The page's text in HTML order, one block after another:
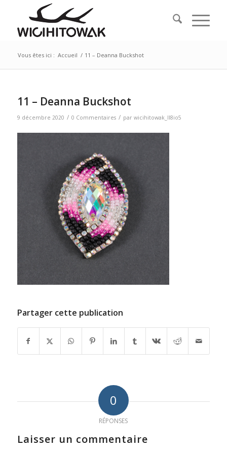
Vous êtes ici : Accueil / 11 – Deanna Buckshot
11 – Deanna Buckshot
9 décembre 2020 / 0 Commentaires / par wicihitowak_ll8io5
Partager cette publication
0
RÉPONSES
Laisser un commentaire